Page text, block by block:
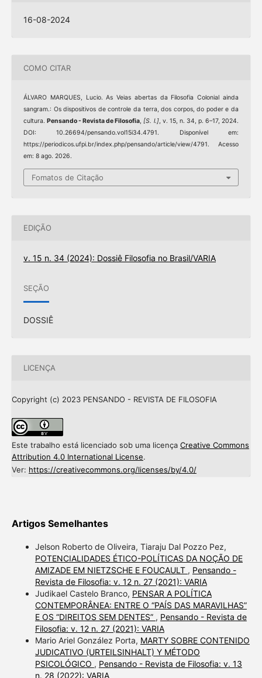
16-08-2024
COMO CITAR
ÁLVARO MARQUES, Lucio. As Veias abertas da Filosofia Colonial ainda
sangram.: Os dispositivos de controle da terra, dos corpos, do poder e da
cultura.Pensando - Revista de Filosofia,[S. l.], v. 15, n. 34, p. 6–17, 2024.
DOI: 10.26694/pensando.vol15i34.4791. Disponível em:
https://periodicos.ufpi.br/index.php/pensando/article/view/4791. Acesso
em: 8 ago. 2026.
Fomatos de Citação
EDIÇÃO
v. 15 n. 34 (2024): Dossiê Filosofia no Brasil/VARIA
SEÇÃO
DOSSIÊ
LICENÇA
Copyright (c) 2023 PENSANDO - REVISTA DE FILOSOFIA
Este trabalho está licenciado sob uma licença Creative Commons
Attribution 4.0 International License.
Ver: https://creativecommons.org/licenses/by/4.0/
Artigos Semelhantes
Jelson Roberto de Oliveira, Tiaraju Dal Pozzo Pez,
POTENCIALIDADES ÉTICO-POLÍTICAS DA NOÇÃO DE
AMIZADE EM NIETZSCHE E FOUCAULT , Pensando -
Revista de Filosofia: v. 12 n. 27 (2021): VARIA
Judikael Castelo Branco, PENSAR A POLÍTICA
CONTEMPORÂNEA: ENTRE O “PAÍS DAS MARAVILHAS”
E OS “DIREITOS SEM DENTES” , Pensando - Revista de
Filosofia: v. 12 n. 27 (2021): VARIA
Mario Ariel González Porta, MARTY SOBRE CONTENIDO
JUDICATIVO (URTEILSINHALT) Y MÉTODO
PSICOLÓGICO , Pensando - Revista de Filosofia: v. 13
n. 28 (2022): VARIA